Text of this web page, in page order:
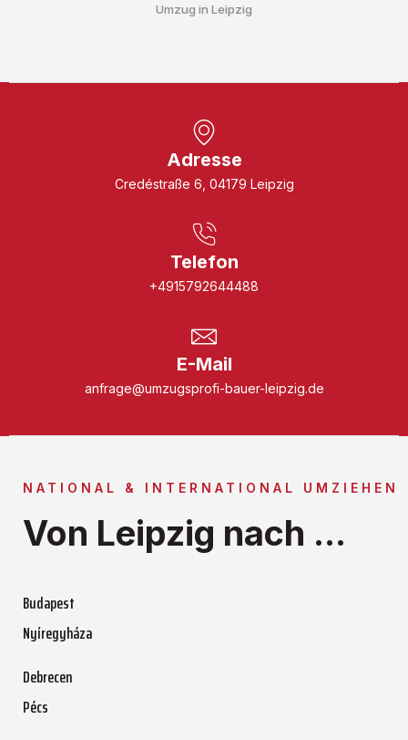
Umzug in Leipzig
Adresse
Credéstraße 6, 04179 Leipzig
Telefon
+4915792644488
E-Mail
anfrage@umzugsprofi-bauer-leipzig.de
NATIONAL & INTERNATIONAL UMZIEHEN
Von Leipzig nach ...
Budapest
Nyíregyháza
Debrecen
Pécs